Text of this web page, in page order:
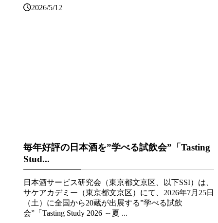
2026/5/12
毎年好評の日本酒を”学べる試飲会”「Tasting
Stud...
日本酒サービス研究会（東京都文京区、以下SSI）は、
サケアカデミー（東京都文京区）にて、2026年7月25日
（土）に全国から20蔵が出展する”学べる試飲
会”「Tasting Study 2026 ～夏 ...